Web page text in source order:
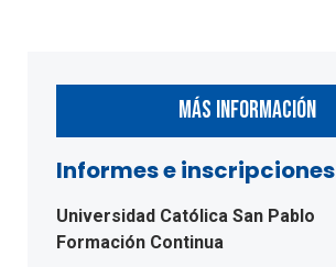
MÁS INFORMACIÓN
Informes e inscripciones
Universidad Católica San Pablo
Formación Continua